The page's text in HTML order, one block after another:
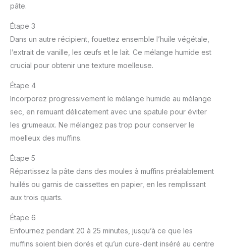
pâte.
Étape 3
Dans un autre récipient, fouettez ensemble l’huile végétale,
l’extrait de vanille, les œufs et le lait. Ce mélange humide est
crucial pour obtenir une texture moelleuse.
Étape 4
Incorporez progressivement le mélange humide au mélange
sec, en remuant délicatement avec une spatule pour éviter
les grumeaux. Ne mélangez pas trop pour conserver le
moelleux des muffins.
Étape 5
Répartissez la pâte dans des moules à muffins préalablement
huilés ou garnis de caissettes en papier, en les remplissant
aux trois quarts.
Étape 6
Enfournez pendant 20 à 25 minutes, jusqu’à ce que les
muffins soient bien dorés et qu’un cure-dent inséré au centre